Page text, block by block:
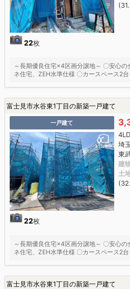
22枚
～長期優良住宅×4区画分譲地～ 〇安心の
ネ住宅、ZEH水準仕様 〇カースペース2
富士見市水谷東1丁目の新築一戸建て
一戸建て
22枚
埼
東
建
土
～長期優良住宅×4区画分譲地～ 〇安心の
ネ住宅、ZEH水準仕様 〇カースペース2
富士見市水谷東1丁目の新築一戸建て